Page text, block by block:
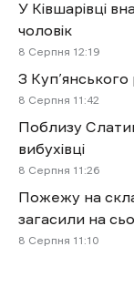
У Ківшарівці
чоловік
8 Cерпня 12:19
З
8 Cерпня 11:42
Поблизу
вибухівці
8 Cерпня 11:26
Пожежу на
загасили на
8 Cерпня 11:10